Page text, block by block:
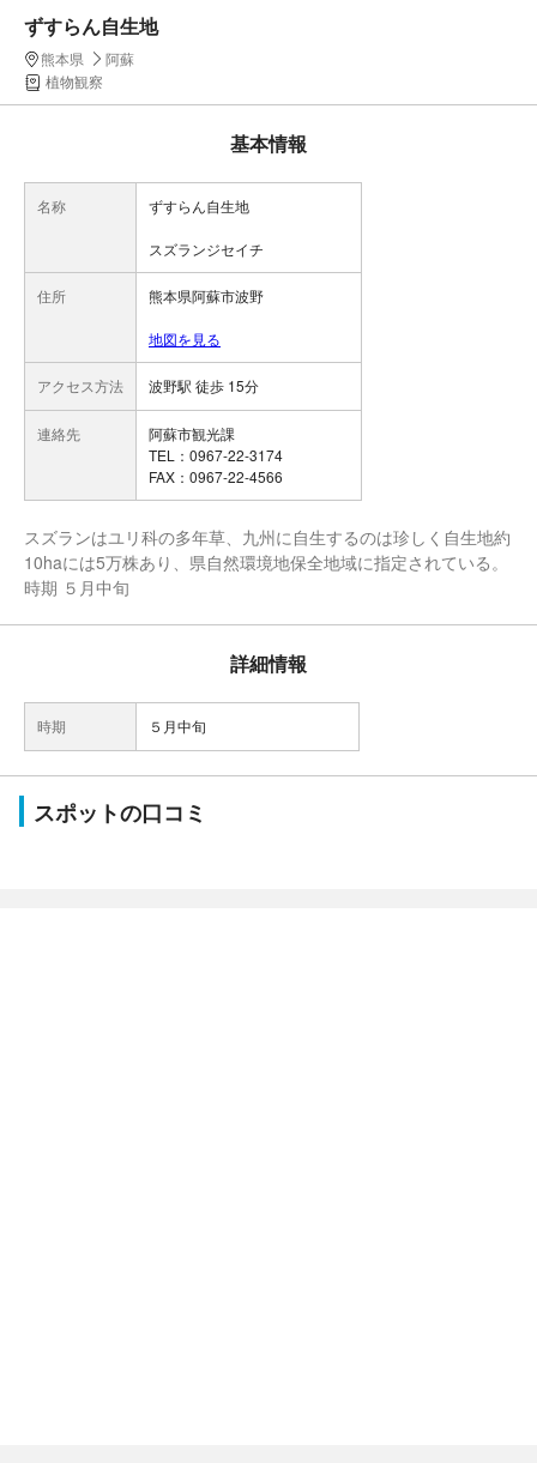
ずすらん自生地
熊本県
阿蘇
植物観察
基本情報
名称 ずすらん自生地
スズランジセイチ
住所 熊本県阿蘇市波野
地図を見る
アクセス方法 波野駅 徒歩 15分
連絡先
阿蘇市観光課
TEL：0967-22-3174
FAX：0967-22-4566
スズランはユリ科の多年草、九州に自生するのは珍しく自生地約
10haには5万株あり、県自然環境地保全地域に指定されている。
時期 ５月中旬
詳細情報
時期 ５月中旬
スポットの口コミ